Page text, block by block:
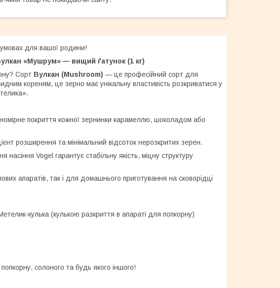
для вашої родини!
«Мушрум» — вищий ґатунок (1 кг)
Сорт Вулкан (Mushroom) — це професійний сорт для
кореням, це зерно має унікальну властивість розкриватися у
покриття кожної зернинки карамеллю, шоколадом або
розширення та мінімальний відсоток нерозкритих зерен.
насіння Vogel гарантує стабільну якість, міцну структуру
апаратів, так і для домашнього приготування на сковорідці
кулька (кулькою разкриття в апараті для попкорну)
солоного та будь якого іншого!